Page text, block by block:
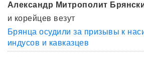
Александр Митрополит
и корейцев везут
Брянца осудили за призывы к
индусов и кавказцев